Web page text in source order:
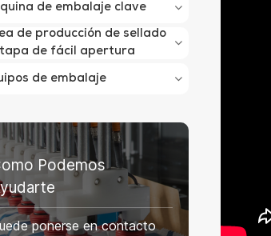
de embalaje clave
de producción de sellado
de fácil apertura
de embalaje
Podemos
ponerse en contacto